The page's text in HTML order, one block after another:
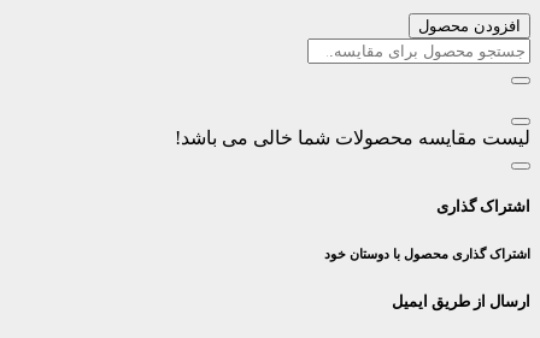
افزودن محصول
لیست مقایسه محصولات شما خالی می باشد!
اشتراک گذاری
اشتراک گذاری محصول با دوستان خود
ارسال از طریق ایمیل